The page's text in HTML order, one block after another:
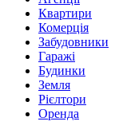
Квартири
Комерція
Забудовники
Гаражі
Будинки
Земля
Рієлтори
Оренда